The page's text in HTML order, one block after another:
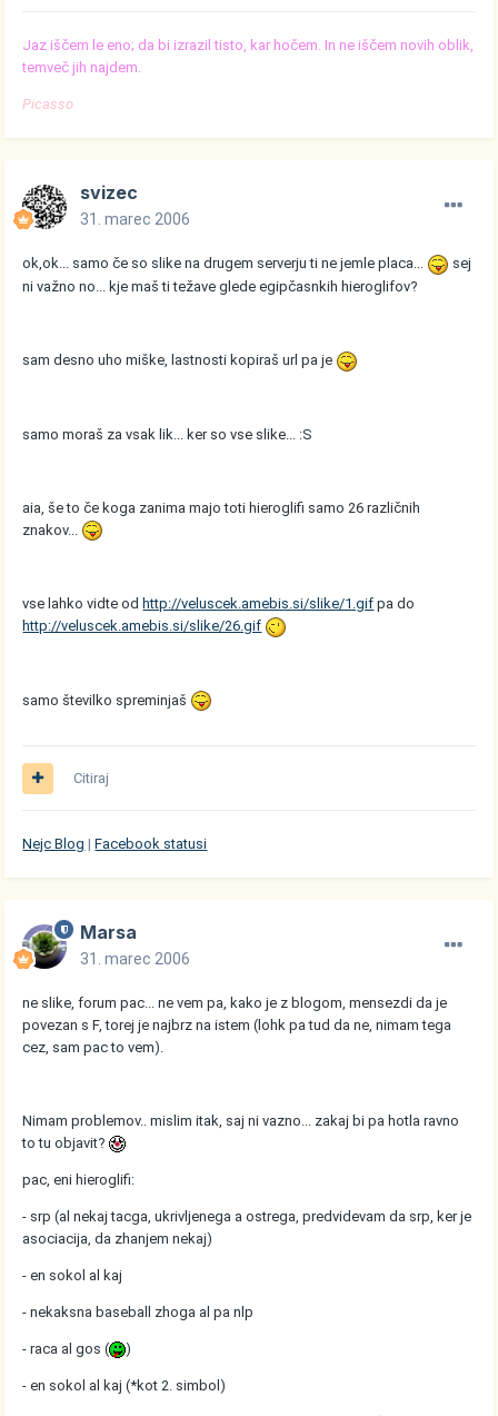
Jaz iščem le eno; da bi izrazil tisto, kar hočem. In ne iščem novih oblik,
temveč jih najdem.
Picasso
svizec
31. marec 2006
ok,ok... samo če so slike na drugem serverju ti ne jemle placa...
sej
ni važno no... kje maš ti težave glede egipčasnkih hieroglifov?
sam desno uho miške, lastnosti kopiraš url pa je
samo moraš za vsak lik... ker so vse slike... :S
aia, še to če koga zanima majo toti hieroglifi samo 26 različnih
znakov...
vse lahko vidte od http://veluscek.amebis.si/slike/1.gif pa do
http://veluscek.amebis.si/slike/26.gif
samo številko spreminjaš
Citiraj
Nejc Blog |Facebook statusi
Marsa
31. marec 2006
ne slike, forum pac... ne vem pa, kako je z blogom, mensezdi da je
povezan s F, torej je najbrz na istem (lohk pa tud da ne, nimam tega
cez, sam pac to vem).
Nimam problemov.. mislim itak, saj ni vazno... zakaj bi pa hotla ravno
to tu objavit?
pac, eni hieroglifi:
- srp (al nekaj tacga, ukrivljenega a ostrega, predvidevam da srp, ker je
asociacija, da zhanjem nekaj)
- en sokol al kaj
- nekaksna baseball zhoga al pa nlp
- raca al gos ( )
- en sokol al kaj (*kot 2. simbol)